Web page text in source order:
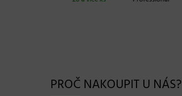
PROČ NAKOUPIT U NÁS?